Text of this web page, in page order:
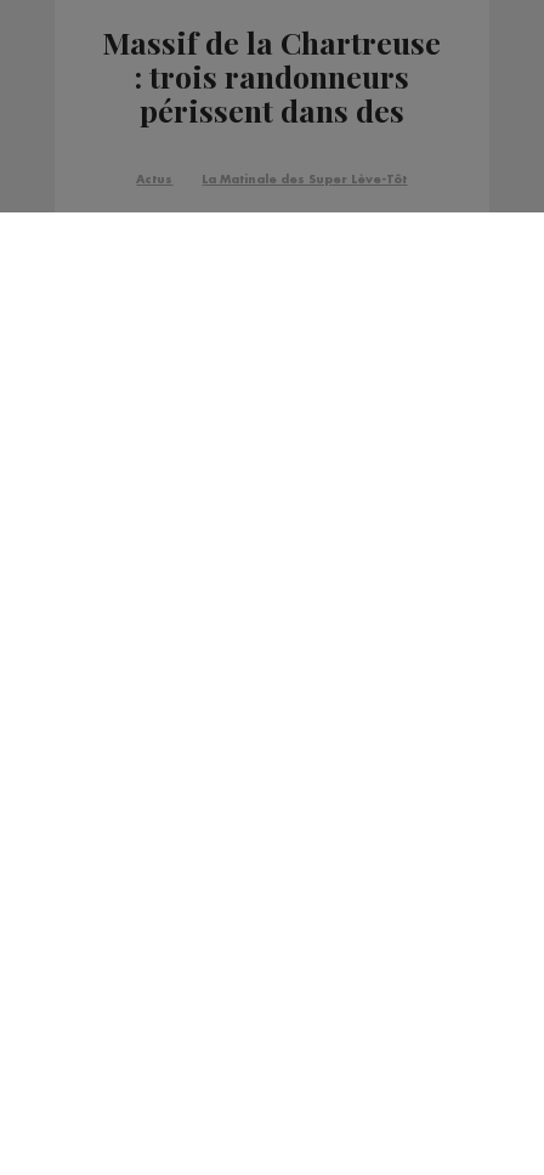
Massif de la Chartreuse
: trois randonneurs
périssent dans des
Actus La Matinale des Super Lève-Tôt